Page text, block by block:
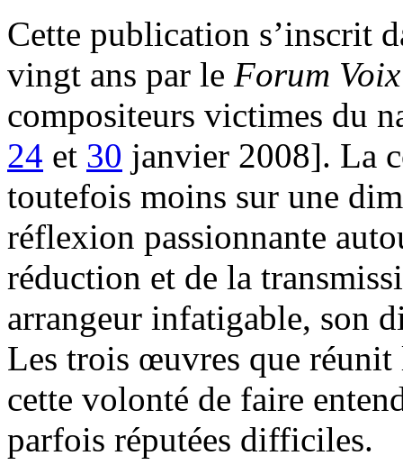
Cette publication s’inscrit
vingt ans par le Forum
compositeurs victimes du
24 et 30 janvier 2008]. La
toutefois moins sur une
réflexion passionnante
réduction et de la
arrangeur infatigable, son
Les trois œuvres que
cette volonté de faire
parfois réputées difficiles.